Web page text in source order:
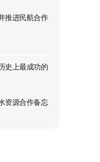
推进民航合作
史上最成功的
资源合作备忘